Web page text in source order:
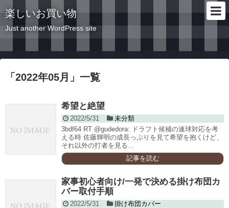
楽しいお買い物
Just another WordPress site
「 2022年05月 」 一覧
希望と絶望
2022/5/31
未分類
3bdf64 RT @gudedora: ドラフト候補の速球対応を考
える時 佐藤輝明の成長っぷりを見て希望を抱くけど、
それ以外の打者を見る...
記事を読む
家事初心者向け/一発で決める掛け布団カ
バー取付手順
2022/5/31
掛け布団カバー